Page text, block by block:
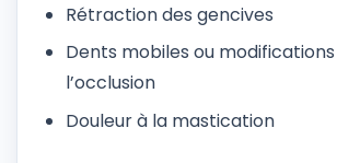
Rétraction des gencives
Dents mobiles ou
l’occlusion
Douleur à la mastication